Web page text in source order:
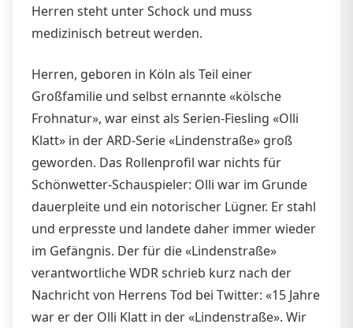
Herren steht unter Schock und muss
medizinisch betreut werden.
Herren, geboren in Köln als Teil einer
Großfamilie und selbst ernannte «kölsche
Frohnatur», war einst als Serien-Fiesling «Olli
Klatt» in der ARD-Serie «Lindenstraße» groß
geworden. Das Rollenprofil war nichts für
Schönwetter-Schauspieler: Olli war im Grunde
dauerpleite und ein notorischer Lügner. Er stahl
und erpresste und landete daher immer wieder
im Gefängnis. Der für die «Lindenstraße»
verantwortliche WDR schrieb kurz nach der
Nachricht von Herrens Tod bei Twitter: «15 Jahre
war er der Olli Klatt in der «Lindenstraße». Wir